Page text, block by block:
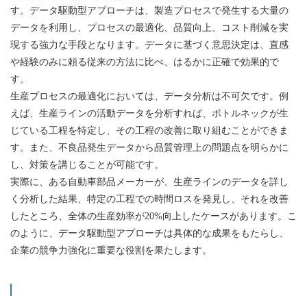
す。データ駆動型アプローチは、製造プロセスで発生する大量の
データを利用し、プロセスの最適化、品質向上、コスト削減を実
現する強力な手段となります。データに基づく意思決定は、直感
や経験のみに頼る従来の方法に比べ、はるかに正確で効果的で
す。
生産プロセスの最適化においては、データ分析は不可欠です。例
えば、生産ラインの活動データを分析すれば、ボトルネックが生
じている工程を特定し、その工程の改善に取り組むことができま
す。また、不良品発生データから品質管理上の問題点を明らかに
し、対策を講じることが可能です。
実際に、ある自動車部品メーカーが、生産ラインのデータを詳し
く分析した結果、特定の工程での時間ロスを発見し、それを改善
したところ、全体の生産効率が20%向上したケースがあります。こ
のように、データ駆動型アプローチは具体的な成果をもたらし、
企業の競争力強化に重要な役割を果たします。